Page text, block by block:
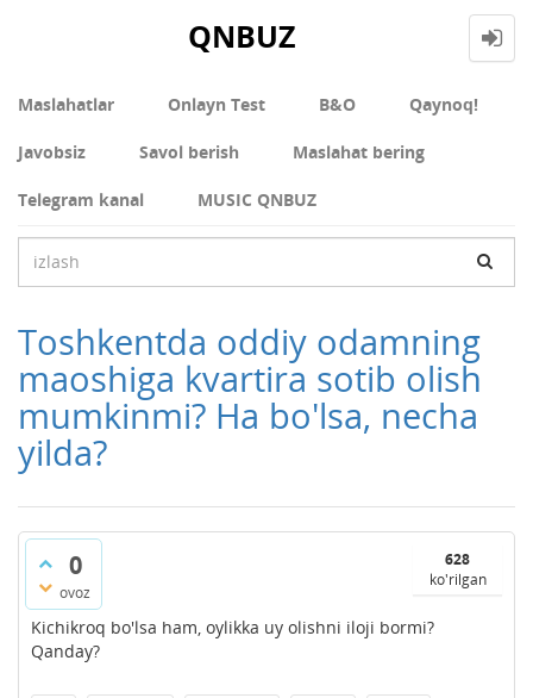
QNBUZ
Maslahatlar Onlayn Test В&О Qaynoq!
Javobsiz Savol berish Maslahat bering
Telegram kanal MUSIC QNBUZ
Toshkentda oddiy odamning
maoshiga kvartira sotib olish
mumkinmi? Ha bo'lsa, necha
yilda?
0
ovoz
628
ko'rilgan
Kichikroq bo'lsa ham, oylikka uy olishni iloji bormi?
Qanday?